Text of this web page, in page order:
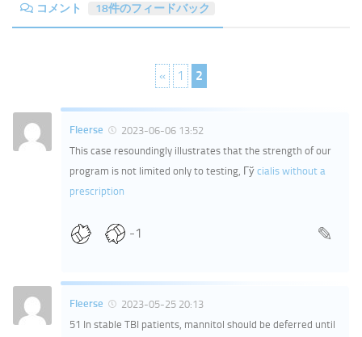
コメント 18件のフィードバック
« 1 2
Fleerse
2023-06-06 13:52
This case resoundingly illustrates that the strength of our
program is not limited only to testing, Гў cialis without a
prescription
-1
Fleerse
2023-05-25 20:13
51 In stable TBI patients, mannitol should be deferred until